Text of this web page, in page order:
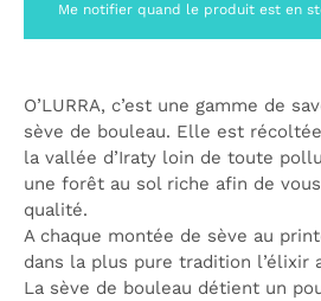
O’LURRA, c’est une gamme de
sève de bouleau. Elle est
la vallée d’Iraty loin de toute
une forêt au sol riche afin de
qualité.
A chaque montée de sève au
dans la plus pure tradition l’élixir
La sève de bouleau détient un